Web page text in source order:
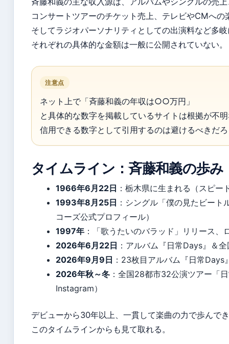
コンサートツアーのチケット売上、テレビやCMへの
そしてラジオパーソナリティとしての出演料など多
それぞれの具体的な金額は一般に公開されていない。
注意点
ネット上で「斉藤和義の年収は○○万円」
と具体的な数字を掲載しているサイトは根拠が不
信用できる数字として引用するのは避けるべきだ
タイムライン：斉藤和義の歩み
1966年6月22日 ：栃木県に生まれる（スピ
1993年8月25日 ：シングル「僕の見たビー
コーズ公式プロフィール）
1997年 ：「歌うたいのバラッド」リリース
2026年6月22日 ：アルバム『日常Days』＆
2026年9月9日 ：23枚目アルバム『日常Days
2026年秋～冬 ：全国28都市32公演ツアー「
Instagram）
デビューから30年以上、一貫して楽曲の力で歩んで
このタイムラインからも見て取れる。